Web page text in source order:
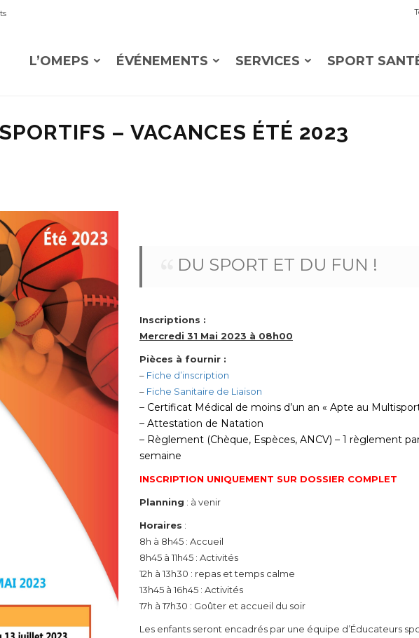
L’OMEPS ÉVÉNEMENTS SERVICES SPORT
– VACANCES ÉTÉ 2023
DU SPORT ET DU FUN !
Inscriptions :
Mercredi 31 Mai 2023 à 08h00
Pièces à fournir :
– Fiche d’inscription
– Fiche Sanitaire de Liaison
– Certificat Médical de moins d’un an « Apte au
– Attestation de Natation
– Règlement (Chèque, Espèces, ANCV) – 1 règlement
semaine
INSCRIPTION UNIQUEMENT SUR DOSSIER COMPLET
Planning : à venir
Horaires :
8h à 8h45 : Accueil
8h45 à 11h45 : Activités
12h à 13h30 : repas et temps calme
13h45 à 16h45 : Activités
17h à 17h30 : Goûter et accueil du soir
Les enfants seront encadrés par une équipe d’Éducateurs